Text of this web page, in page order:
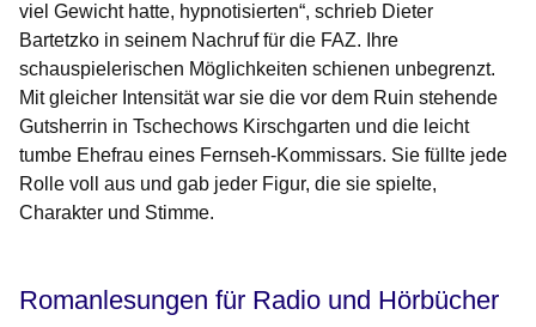
viel Gewicht hatte, hypnotisierten“, schrieb Dieter
Bartetzko in seinem Nachruf für die FAZ. Ihre
schauspielerischen Möglichkeiten schienen unbegrenzt.
Mit gleicher Intensität war sie die vor dem Ruin stehende
Gutsherrin in Tschechows Kirschgarten und die leicht
tumbe Ehefrau eines Fernseh-Kommissars. Sie füllte jede
Rolle voll aus und gab jeder Figur, die sie spielte,
Charakter und Stimme.
Romanlesungen für Radio und Hörbücher